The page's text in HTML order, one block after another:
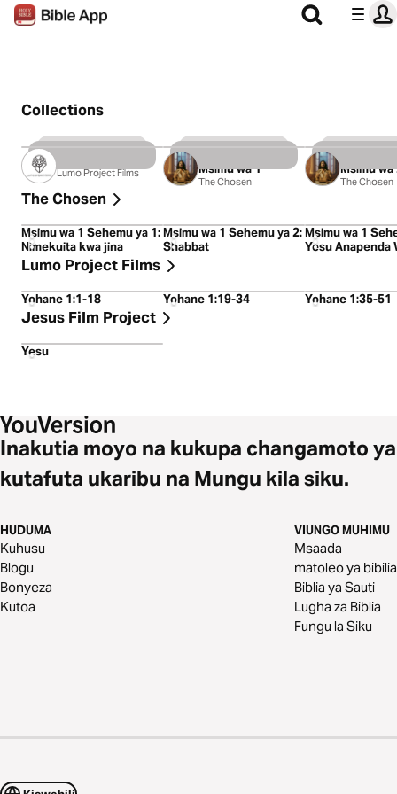
Collections
59 Videos
Lumo Project Films
8 Videos
Msimu wa 1
The Chosen
8 Videos
Msimu wa
The Chosen
The Chosen
Msimu wa 1 Sehemu ya 1:
Nimekuita kwa jina
Msimu wa 1 Sehemu ya 2:
Shabbat
Msimu wa 1
Yesu Anapenda
Lumo Project Films
Yohane 1:1-18 Yohane 1:19-34 Yohane 1:35-51
Jesus Film Project
Yesu
Inakutia moyo na kukupa changamoto ya
kutafuta ukaribu na Mungu kila siku.
HUDUMA
Kuhusu
Blogu
Bonyeza
Kutoa
VIUNGO MUHIMU
Msaada
matoleo ya bibilia
Biblia ya Sauti
Lugha za Biblia
Fungu la Siku